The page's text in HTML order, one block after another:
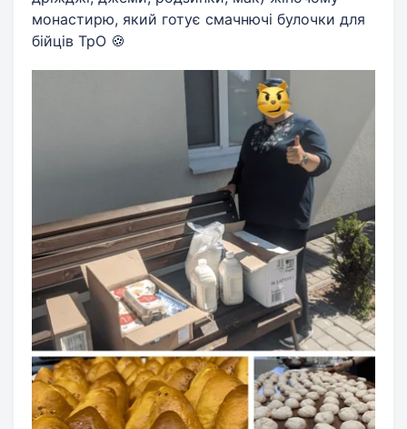
монастирю, який готує смачнючі булочки для
бійців ТрО 🍪